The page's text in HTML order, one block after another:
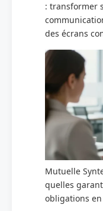
: transformer
des écrans
Mutuelle
quelles
obligations en